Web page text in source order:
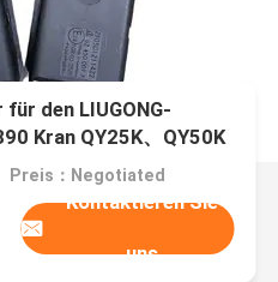
den LIUGONG-
Kran QY25K、QY50K
STC250、STC500
Preis：Negotiated
Kontaktieren Sie
uns